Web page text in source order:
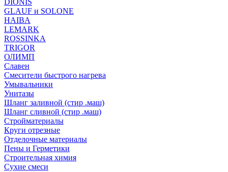
DIONIS
GLAUF и SOLONE
HAIBA
LEMARK
ROSSINKA
TRIGOR
ОЛИМП
Славен
Смесители быстрого нагрева
Умывальники
Унитазы
Шланг заливной (стир .маш)
Шланг сливной (стир .маш)
Стройматериалы
Круги отрезные
Отделочные материалы
Пены и Герметики
Строительная химия
Сухие смеси